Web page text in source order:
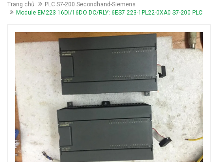
Trang chủ
PLC S7-200 Secondhand-Siemens
Module EM223 16DI/16DO DC/RLY: 6ES7 223-1PL22-0XA0 S7-200 PLC